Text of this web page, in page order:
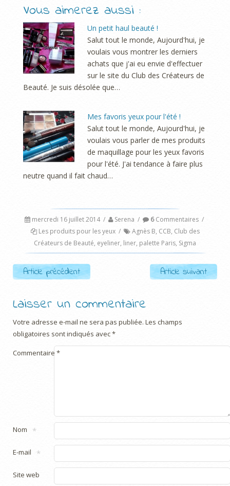
Vous aimerez aussi :
Un petit haul beauté !
Salut tout le monde, Aujourd'hui, je
voulais vous montrer les derniers
achats que j'ai eu envie d'effectuer
sur le site du Club des Créateurs de
Beauté. Je suis désolée que…
Mes favoris yeux pour l'été !
Salut tout le monde, Aujourd'hui, je
voulais vous parler de mes produits
de maquillage pour les yeux favoris
pour l'été. J'ai tendance à faire plus
neutre quand il fait chaud…
mercredi 16 juillet 2014 / Serena / 6Commentaires /
Les produits pour les yeux / Agnès B, CCB, Club des
Créateurs de Beauté, eyeliner, liner, palette Paris, Sigma
Post navigation
Article précédent Article suivant
Laisser un commentaire
Votre adresse e-mail ne sera pas publiée. Les champs
obligatoires sont indiqués avec*
Commentaire *
Nom *
E-mail *
Site web